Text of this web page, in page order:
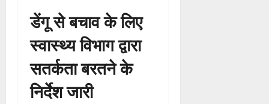
डेंगू से बचाव के लिए
स्वास्थ्य विभाग द्वारा
सतर्कता बरतने के
निर्देश जारी